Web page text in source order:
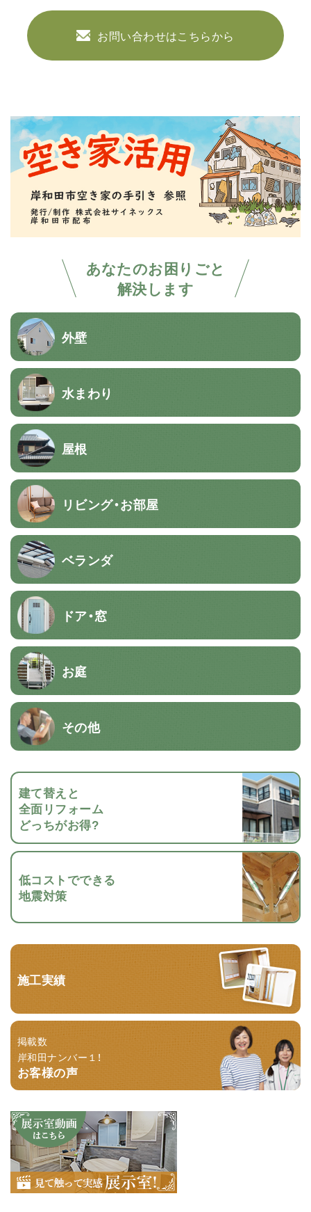
あなたのお困りごと
解決します
外壁
水まわり
屋根
リビング・お部屋
ベランダ
ドア・窓
お庭
その他
建て替えと
全面リフォーム
どっちがお得?
低コストでできる
地震対策
施工実績
掲載数
岸和田ナンバー１！
お客様の声
お問い合わせはこちらから